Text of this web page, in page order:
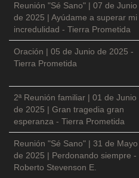
Reunión "Sé Sano" | 07 de Junio
de 2025 | Ayúdame a superar mi
incredulidad - Tierra Prometida
Oración | 05 de Junio de 2025 -
Tierra Prometida
2ª Reunión familiar | 01 de Junio
de 2025 | Gran tragedia gran
esperanza - Tierra Prometida
Reunión "Sé Sano" | 31 de Mayo
de 2025 | Perdonando siempre -
Roberto Stevenson E.